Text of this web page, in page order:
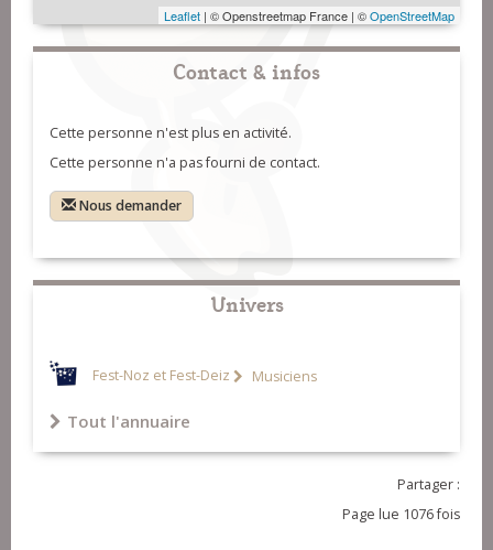
Leaflet | © Openstreetmap France | ©OpenStreetMap
Contact & infos
Cette personne n'est plus en activité.
Cette personne n'a pas fourni de contact.
Nous demander
Univers
Fest-Noz et Fest-Deiz Musiciens
Tout l'annuaire
Partager :
Page lue 1076 fois